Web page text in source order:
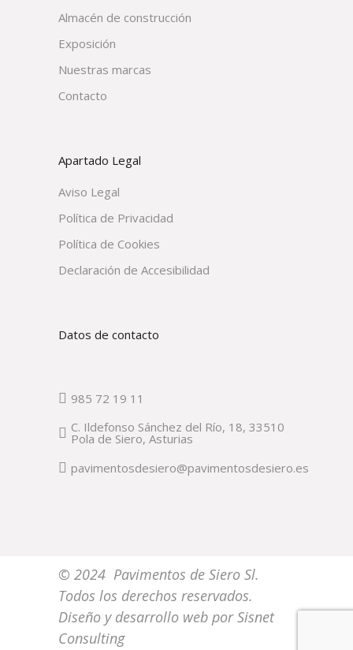
Almacén de construcción
Exposición
Nuestras marcas
Contacto
Apartado Legal
Aviso Legal
Política de Privacidad
Política de Cookies
Declaración de Accesibilidad
Datos de contacto
985 72 19 11
C. Ildefonso Sánchez del Río, 18, 33510
Pola de Siero, Asturias
pavimentosdesiero@pavimentosdesiero.es
© 2024 Pavimentos de Siero Sl.
Todos los derechos reservados.
Diseño y desarrollo web porSisnet
Consulting